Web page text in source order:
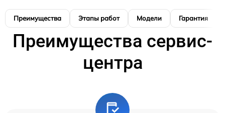
Преимущества Этапы работ Модели Гарантия
Преимущества сервис-
центра